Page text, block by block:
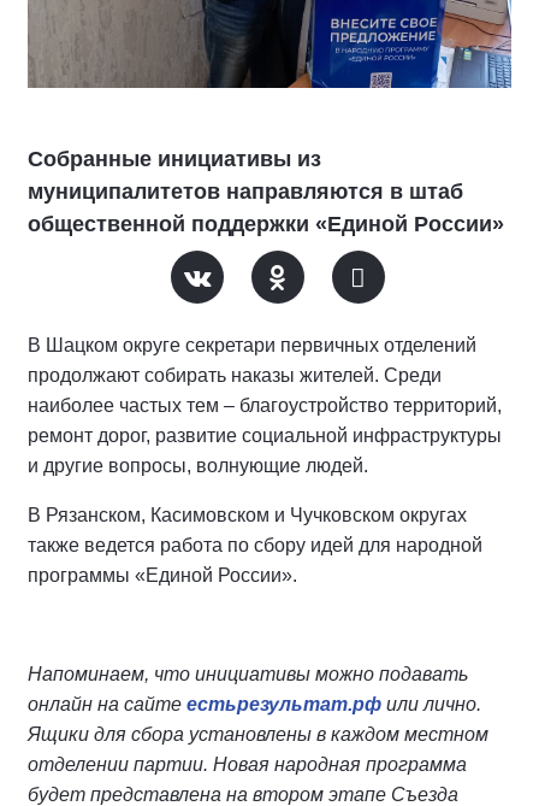
Собранные инициативы из
муниципалитетов направляются в штаб
общественной поддержки «Единой России»
В Шацком округе секретари первичных отделений
продолжают собирать наказы жителей. Среди
наиболее частых тем – благоустройство территорий,
ремонт дорог, развитие социальной инфраструктуры
и другие вопросы, волнующие людей.
В Рязанском, Касимовском и Чучковском округах
также ведется работа по сбору идей для народной
программы «Единой России».
Напоминаем, что инициативы можно подавать
онлайн на сайте естьрезультат.рф или лично.
Ящики для сбора установлены в каждом местном
отделении партии. Новая народная программа
будет представлена на втором этапе Съезда